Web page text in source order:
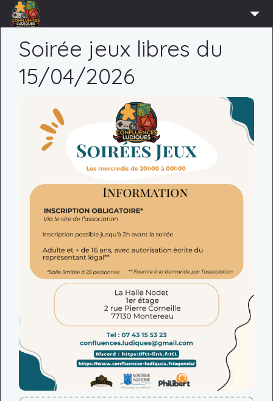
ADHÉRER
LUDOTHÈQUE
PRESSE
Soirée jeux libres du
15/04/2026